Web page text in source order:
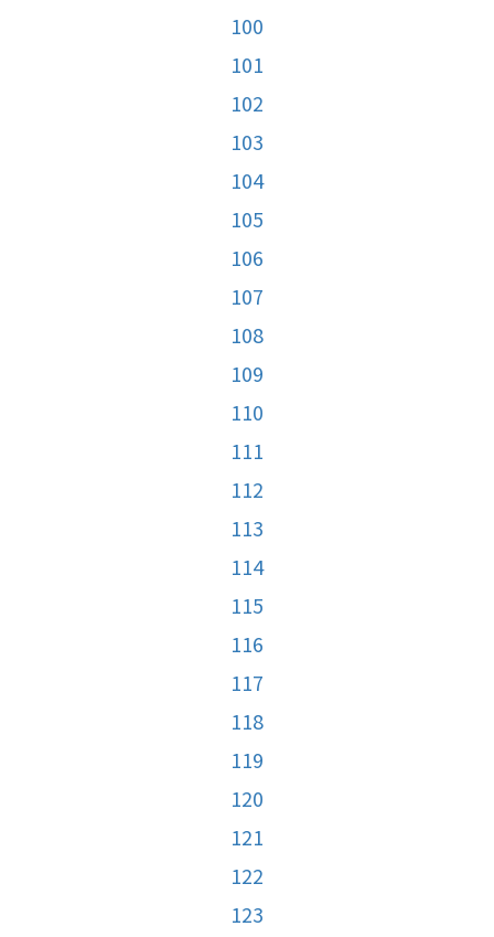
100
101
102
103
104
105
106
107
108
109
110
111
112
113
114
115
116
117
118
119
120
121
122
123